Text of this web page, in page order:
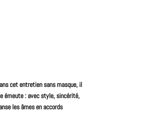
cet entretien sans masque, il
émeute : avec style, sincérité,
les âmes en accords